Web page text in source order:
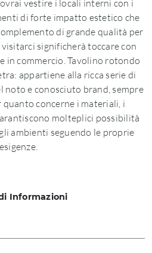
vestire i locali interni con i
di forte impatto estetico che
di grande qualità per
significherà toccare con
in commercio. Tavolino rotondo
appartiene alla ricca serie di
noto e conosciuto brand, sempre
concerne i materiali, i
molteplici possibilità
ambienti seguendo le proprie
esigenze.
Informazioni